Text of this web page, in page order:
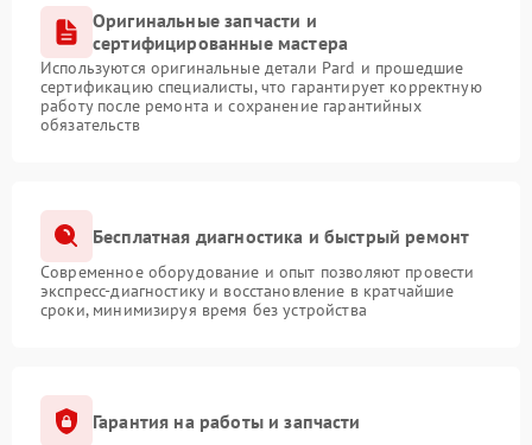
Оригинальные запчасти и
сертифицированные мастера
Используются оригинальные детали Pard и прошедшие
сертификацию специалисты, что гарантирует корректную
работу после ремонта и сохранение гарантийных
обязательств
Бесплатная диагностика и быстрый ремонт
Современное оборудование и опыт позволяют провести
экспресс-диагностику и восстановление в кратчайшие
сроки, минимизируя время без устройства
Гарантия на работы и запчасти